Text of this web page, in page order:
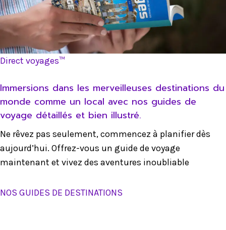
Direct voyages™
Immersions dans les merveilleuses destinations du
monde comme un local avec nos guides de
voyage détaillés et bien illustré.
Ne rêvez pas seulement, commencez à planifier dès
aujourd’hui. Offrez-vous un guide de voyage
maintenant et vivez des aventures inoubliable
NOS GUIDES DE DESTINATIONS